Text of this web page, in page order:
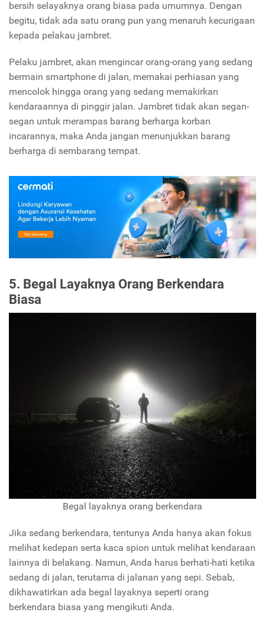
bersih selayaknya orang biasa pada umumnya. Dengan
begitu, tidak ada satu orang pun yang menaruh kecurigaan
kepada pelakau jambret.
Pelaku jambret, akan mengincar orang-orang yang sedang
bermain smartphone di jalan, memakai perhiasan yang
mencolok hingga orang yang sedang memakirkan
kendaraannya di pinggir jalan. Jambret tidak akan segan-
segan untuk merampas barang berharga korban
incarannya, maka Anda jangan menunjukkan barang
berharga di sembarang tempat.
5. Begal Layaknya Orang Berkendara
Biasa
Begal layaknya orang berkendara
Jika sedang berkendara, tentunya Anda hanya akan fokus
melihat kedepan serta kaca spion untuk melihat kendaraan
lainnya di belakang. Namun, Anda harus berhati-hati ketika
sedang di jalan, terutama di jalanan yang sepi. Sebab,
dikhawatirkan ada begal layaknya seperti orang
berkendara biasa yang mengikuti Anda.